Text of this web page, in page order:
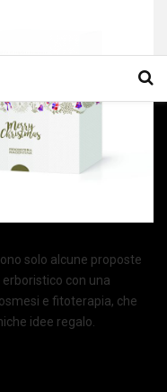
solo alcune proposte
con una
e fitoterapia, che
idee regalo.